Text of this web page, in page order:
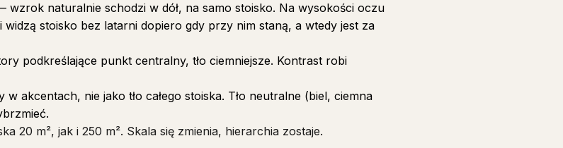
wzrok naturalnie schodzi w dół, na samo stoisko. Na wysokości oczu
stoisko bez latarni dopiero gdy przy nim staną, a wtedy jest za
podkreślające punkt centralny, tło ciemniejsze. Kontrast robi
akcentach, nie jako tło całego stoiska. Tło neutralne (biel, ciemna
20 m², jak i 250 m². Skala się zmienia, hierarchia zostaje.